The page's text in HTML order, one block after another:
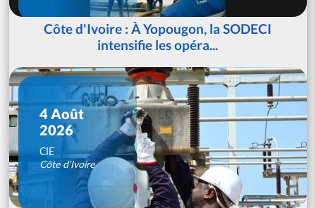
Côte d'Ivoire : À Yopougon, la SODECI
intensifie les opéra...
4 Août
2026
CIE
Côte d'Ivoire